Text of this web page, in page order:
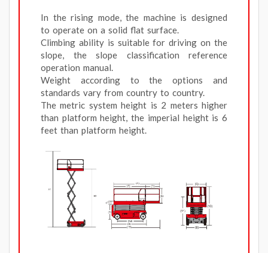
In the rising mode, the machine is designed
to operate on a solid flat surface.
Climbing ability is suitable for driving on the
slope, the slope classification reference
operation manual.
Weight according to the options and
standards vary from country to country.
The metric system height is 2 meters higher
than platform height, the imperial height is 6
feet than platform height.